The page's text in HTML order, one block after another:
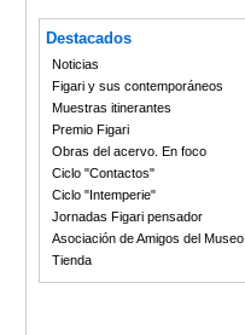
Destacados
Noticias
Figari y sus contemporáneos
Muestras itinerantes
Premio Figari
Obras del acervo. En foco
Ciclo "Contactos"
Ciclo "Intemperie"
Jornadas Figari pensador
Asociación de Amigos del Museo
Tienda